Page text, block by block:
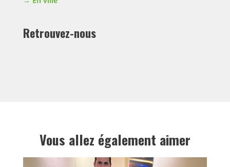
Retrouvez-nous
Vous allez également aimer